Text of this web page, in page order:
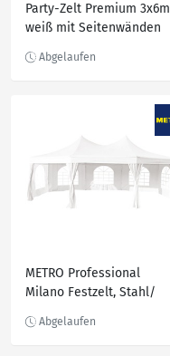
Party-Zelt Premium 3x6m
weiß mit Seitenwänden
METRO Professional
Milano Festzelt, Stahl/
500 x 680 x 330 cm, weiß